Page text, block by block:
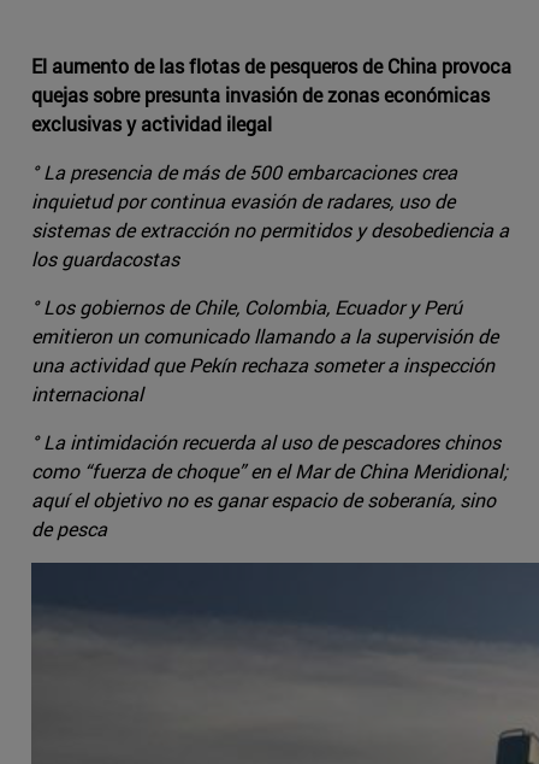
El aumento de las flotas de pesqueros de China provoca
quejas sobre presunta invasión de zonas económicas
exclusivas y actividad ilegal
° La presencia de más de 500 embarcaciones crea
inquietud por continua evasión de radares, uso de
sistemas de extracción no permitidos y desobediencia a
los guardacostas
° Los gobiernos de Chile, Colombia, Ecuador y Perú
emitieron un comunicado llamando a la supervisión de
una actividad que Pekín rechaza someter a inspección
internacional
° La intimidación recuerda al uso de pescadores chinos
como “fuerza de choque” en el Mar de China Meridional;
aquí el objetivo no es ganar espacio de soberanía, sino
de pesca